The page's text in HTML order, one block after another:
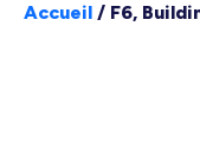
Accueil / F6,